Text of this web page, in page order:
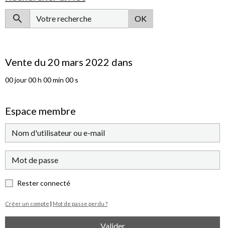
OK
Vente du 20 mars 2022 dans
00jour00h 00min 00 s
Espace membre
Rester connecté
Créer un compte | Mot de passe perdu ?
Valider